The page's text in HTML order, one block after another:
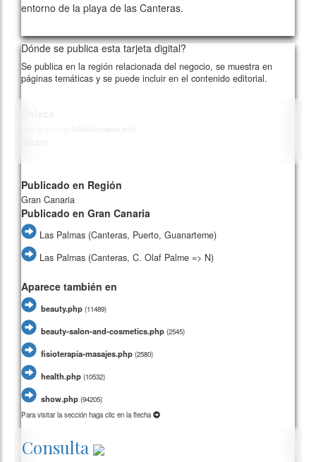
entorno de la playa de las Canteras.
Dónde se publica esta tarjeta digital?
Se publica en la región relacionada del negocio, se muestra en
páginas temáticas y se puede incluir en el contenido editorial.
Publicado en Región
Gran Canaria
Publicado en Gran Canaria
Las Palmas (Canteras, Puerto, Guanarteme)
Las Palmas (Canteras, C. Olaf Palme => N)
Aparece también en
beauty.php (11489)
beauty-salon-and-cosmetics.php (2545)
fisioterapia-masajes.php (2580)
health.php (10532)
show.php (94205)
Para visitar la sección haga clic en la flecha
Consulta